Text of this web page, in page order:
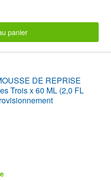
panier
DE REPRISE
Trois x 60 ML (2,0 FL